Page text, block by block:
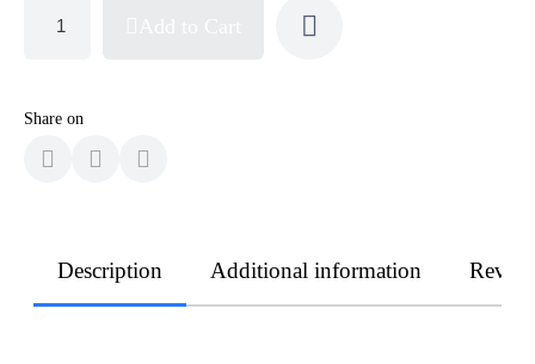
Share on
Description Additional information